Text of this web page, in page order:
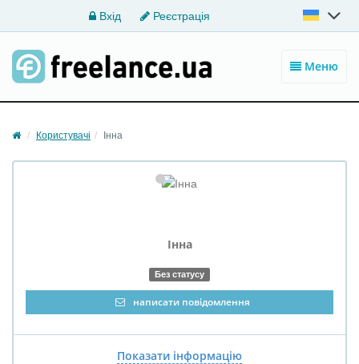
Вхід Реєстрація
Меню
Користувачі Інна
Інна
Без статусу
написати повідомлення
Показати інформацію